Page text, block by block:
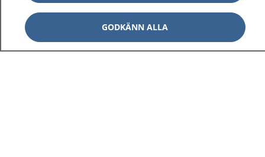
Behandling av personuppgifter
GODKÄNN ALLA